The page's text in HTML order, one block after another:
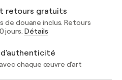
retours gratuits
de douane inclus. Retours
jours. Détails
chaque œuvre d'art